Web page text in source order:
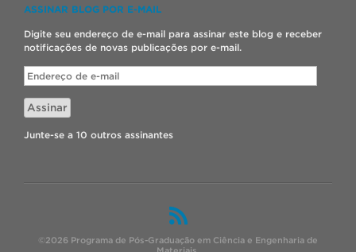
ASSINAR BLOG POR E-MAIL
Digite seu endereço de e-mail para assinar este blog e receber
notificações de novas publicações por e-mail.
Endereço
de
e-
mail
Assinar
Junte-se a 10 outros assinantes
©2026 Programa de Pós-Graduação em Ciência e Engenharia de